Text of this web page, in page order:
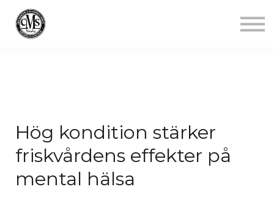
Hög kondition stärker
friskvårdens effekter på
mental hälsa